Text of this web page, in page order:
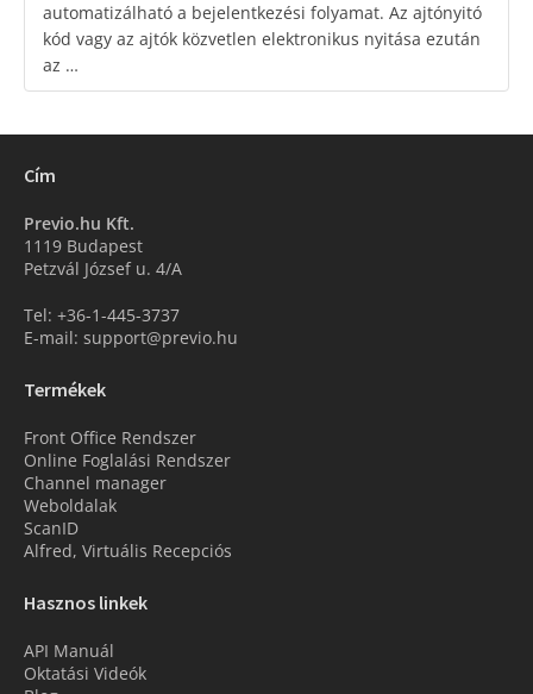
automatizálható a bejelentkezési folyamat. Az ajtónyitó
kód vagy az ajtók közvetlen elektronikus nyitása ezután
az …
Cím
Previo.hu Kft.
1119 Budapest
Petzvál József u. 4/A
Tel: +36-1-445-3737
E-mail: support@previo.hu
Termékek
Front Office Rendszer
Online Foglalási Rendszer
Channel manager
Weboldalak
ScanID
Alfred, Virtuális Recepciós
Hasznos linkek
API Manuál
Oktatási Videók